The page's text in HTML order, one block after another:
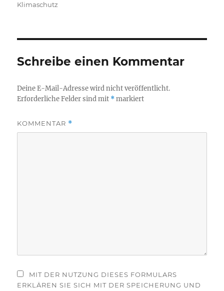
Klimaschutz
Schreibe einen Kommentar
Deine E-Mail-Adresse wird nicht veröffentlicht.
Erforderliche Felder sind mit *markiert
KOMMENTAR *
MIT DER NUTZUNG DIESES FORMULARS
ERKLÄREN SIE SICH MIT DER SPEICHERUNG UND